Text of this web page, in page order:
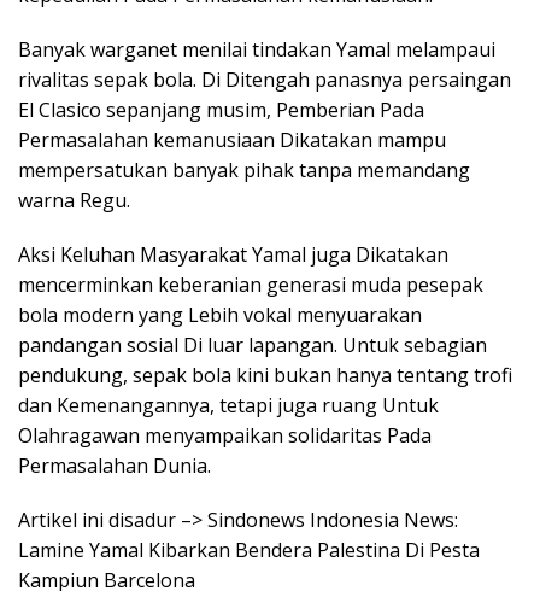
Banyak warganet menilai tindakan Yamal melampaui
rivalitas sepak bola. Di Ditengah panasnya persaingan
El Clasico sepanjang musim, Pemberian Pada
Permasalahan kemanusiaan Dikatakan mampu
mempersatukan banyak pihak tanpa memandang
warna Regu.
Aksi Keluhan Masyarakat Yamal juga Dikatakan
mencerminkan keberanian generasi muda pesepak
bola modern yang Lebih vokal menyuarakan
pandangan sosial Di luar lapangan. Untuk sebagian
pendukung, sepak bola kini bukan hanya tentang trofi
dan Kemenangannya, tetapi juga ruang Untuk
Olahragawan menyampaikan solidaritas Pada
Permasalahan Dunia.
Artikel ini disadur –> Sindonews Indonesia News:
Lamine Yamal Kibarkan Bendera Palestina Di Pesta
Kampiun Barcelona